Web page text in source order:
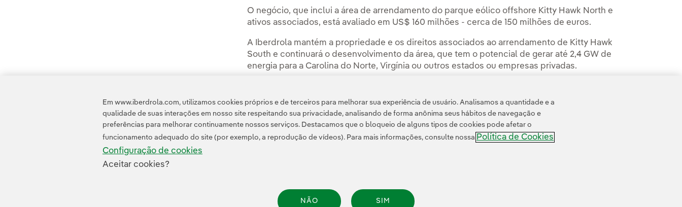
O negócio, que inclui a área de arrendamento do parque eólico offshore Kitty Hawk North e
ativos associados, está avaliado em US$ 160 milhões - cerca de 150 milhões de euros.
A Iberdrola mantém a propriedade e os direitos associados ao arrendamento de Kitty Hawk
South e continuará o desenvolvimento da área, que tem o potencial de gerar até 2,4 GW de
energia para a Carolina do Norte, Virgínia ou outros estados ou empresas privadas.
Transparência no uso da IA Política de cookies
Em www.iberdrola.com, utilizamos cookies próprios e de terceiros para melhorar sua experiência de usuário. Analisamos a quantidade e a
qualidade de suas interações em nosso site respeitando sua privacidade, analisando de forma anônima seus hábitos de navegação e
preferências para melhorar continuamente nossos serviços. Destacamos que o bloqueio de alguns tipos de cookies pode afetar o
funcionamento adequado do site (por exemplo, a reprodução de vídeos). Para mais informações, consulte nossa Política de Cookies
Configuração de cookies
Aceitar cookies?
NÃO SIM